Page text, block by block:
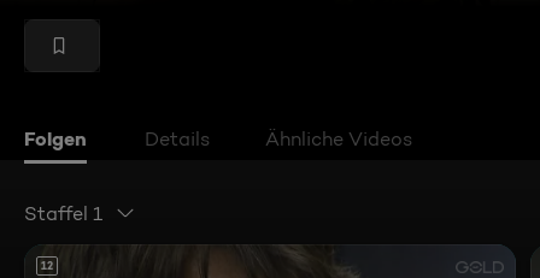
Folgen Details Ähnliche Videos
Staffel 1
12